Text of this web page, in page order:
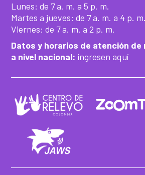
Lunes: de 7 a. m. a 5 p. m.
Martes a jueves: de 7 a. m. a 4 p. m.
Viernes: de 7 a. m. a 2 p. m.
Datos y horarios de atención
a nivel nacional: ingresen aquí